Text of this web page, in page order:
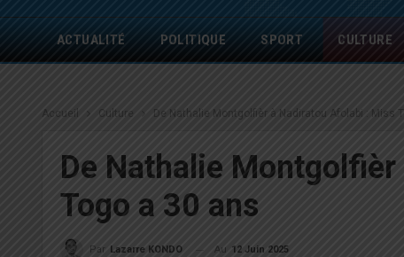
ACTUALITÉ POLITIQUE SPORT CULTURE
Accueil Culture De Nathalie Montgolfièr à Nadiratou Afolabi : Miss
De Nathalie
Togo a 30 ans
Par Lazarre KONDO Au 12 Juin 2025